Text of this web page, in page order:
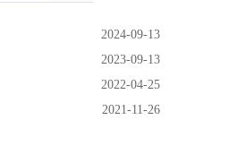
2024-09-13
2023-09-13
2022-04-25
2021-11-26